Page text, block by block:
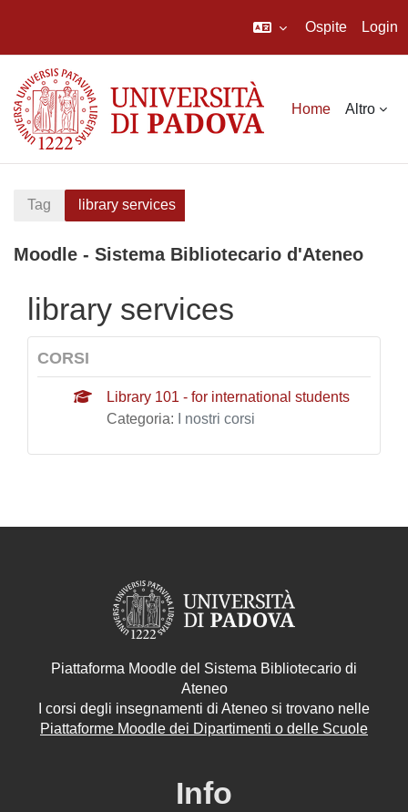
Ospite Login
Home Altro
Tag library services
Moodle - Sistema Bibliotecario d'Ateneo
library services
CORSI
Library 101 - for international students
Categoria:
I nostri corsi
Piattaforma Moodle del Sistema Bibliotecario di
Ateneo
I corsi degli insegnamenti di Ateneo si trovano nelle
Piattaforme Moodle dei Dipartimenti o delle Scuole
Info